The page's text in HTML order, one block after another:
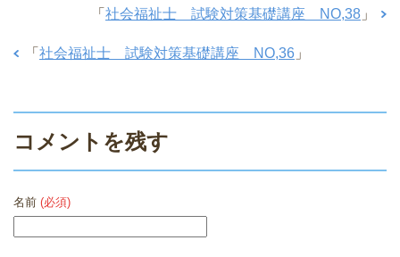
「 社会福祉士 試験対策基礎講座 NO,38 」
「 社会福祉士 試験対策基礎講座 NO,36 」
コメントを残す
名前 (必須)